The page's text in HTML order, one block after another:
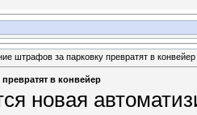
штрафов за парковку превратят в конвейер
в конвейер
новая